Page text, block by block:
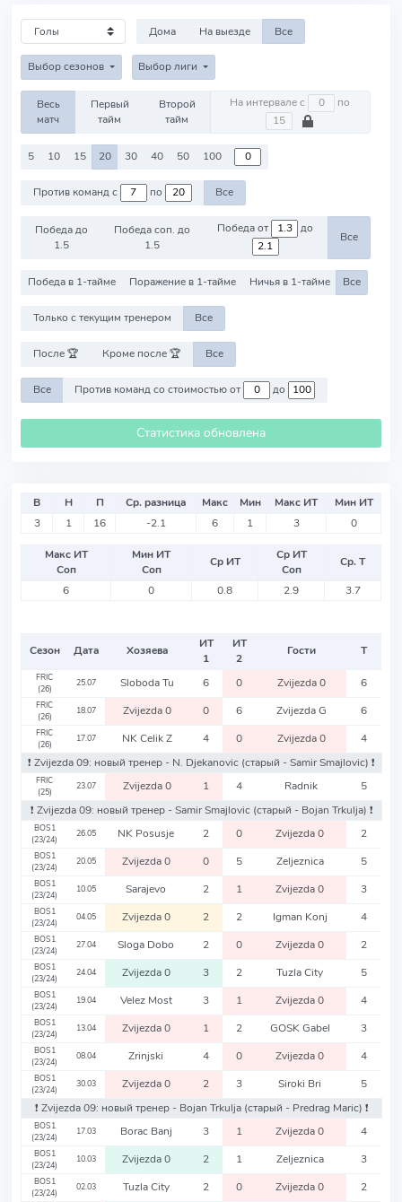
Дома На выезде Все
Выбор сезонов Выбор лиги
Весь
матч
Первый
тайм
Второй
тайм
На интервале с по
5 10 15 20 30 40 50 100
Против команд с по Все
Победа до
1.5
Победа соп. до
1.5
Победа от до
Все
Победа в 1-тайме Поражение в 1-тайме Ничья в 1-тайме Все
Только с текущим тренером Все
После 🏆 Кроме после 🏆 Все
Все Против команд со стоимостью от до
Статистика обновлена
В Н П Ср. разница Макс Мин Макс ИТ
Мин ИТ
3
1 16 -2.1 6 1 3 0
Макс ИТ
Соп
Мин ИТ
Соп
Ср ИТ
Ср ИТ
Соп
Ср. Т
6
0 0.8 2.9 3.7
Сезон Дата Хозяева
ИТ
1
ИТ
2
Гости Т
FRIC
(26)
25.07 Sloboda Tu 6 0 Zvijezda 0 6
FRIC
(26)
18.07 Zvijezda 0 0 6 Zvijezda G 6
FRIC
(26)
17.07 NK Celik Z 4 0 Zvijezda 0
4
❗️ Zvijezda 09: новый тренер - N. Djekanovic (старый - Samir Smajlovic) ❗️
FRIC
(25)
23.07 Zvijezda 0 1 4 Radnik
5
❗️ Zvijezda 09: новый тренер - Samir Smajlovic (старый - Bojan Trkulja) ❗️
BOS1
(23/24)
26.05 NK Posusje 2 0 Zvijezda 0 2
BOS1
(23/24)
20.05 Zvijezda 0 0 5 Zeljeznica 5
BOS1
(23/24)
10.05 Sarajevo 2 1 Zvijezda 0 3
BOS1
(23/24)
04.05 Zvijezda 0 2 2 Igman Konj 4
BOS1
(23/24)
27.04 Sloga Dobo 2 0 Zvijezda 0 2
BOS1
(23/24)
24.04 Zvijezda 0 3 2 Tuzla City 5
BOS1
(23/24)
19.04 Velez Most 3 1 Zvijezda 0 4
BOS1
(23/24)
13.04 Zvijezda 0 1 2 GOSK Gabel 3
BOS1
(23/24)
08.04 Zrinjski 4 0 Zvijezda 0 4
BOS1
(23/24)
30.03 Zvijezda 0 2 3 Siroki Bri
5
❗️ Zvijezda 09: новый тренер - Bojan Trkulja (старый - Predrag Maric) ❗️
BOS1
(23/24)
17.03 Borac Banj 3 1 Zvijezda 0 4
BOS1
(23/24)
10.03 Zvijezda 0 2 1 Zeljeznica 3
BOS1
(23/24)
02.03 Tuzla City 2 0 Zvijezda 0 2